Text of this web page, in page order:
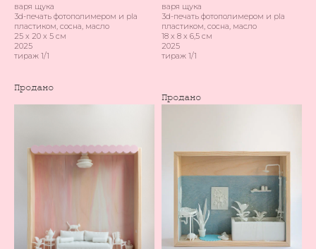
варя щука
3d-печать фотополимером и pla
пластиком, сосна, масло
25 х 20 х 5 см
2025
тираж 1/1
варя щука
3d-печать фотополимером и pla
пластиком, сосна, масло
18 х 8 х 6,5 см
2025
тираж 1/1